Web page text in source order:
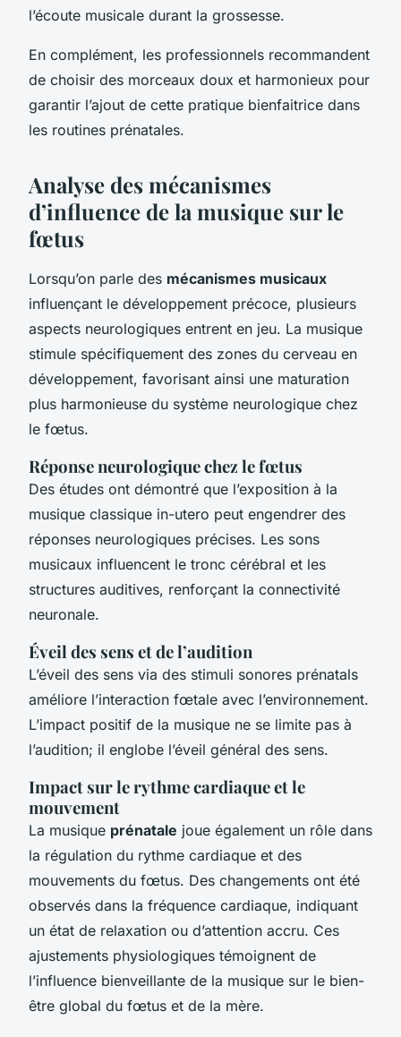
l’écoute musicale durant la grossesse.
En complément, les professionnels recommandent
de choisir des morceaux doux et harmonieux pour
garantir l’ajout de cette pratique bienfaitrice dans
les routines prénatales.
Analyse des mécanismes
d’influence de la musique sur le
fœtus
Lorsqu’on parle des mécanismes musicaux
influençant le développement précoce, plusieurs
aspects neurologiques entrent en jeu. La musique
stimule spécifiquement des zones du cerveau en
développement, favorisant ainsi une maturation
plus harmonieuse du système neurologique chez
le fœtus.
Réponse neurologique chez le fœtus
Des études ont démontré que l’exposition à la
musique classique in-utero peut engendrer des
réponses neurologiques précises. Les sons
musicaux influencent le tronc cérébral et les
structures auditives, renforçant la connectivité
neuronale.
Éveil des sens et de l’audition
L’éveil des sens via des stimuli sonores prénatals
améliore l’interaction fœtale avec l’environnement.
L’impact positif de la musique ne se limite pas à
l’audition; il englobe l’éveil général des sens.
Impact sur le rythme cardiaque et le
mouvement
La musique prénatale joue également un rôle dans
la régulation du rythme cardiaque et des
mouvements du fœtus. Des changements ont été
observés dans la fréquence cardiaque, indiquant
un état de relaxation ou d’attention accru. Ces
ajustements physiologiques témoignent de
l’influence bienveillante de la musique sur le bien-
être global du fœtus et de la mère.